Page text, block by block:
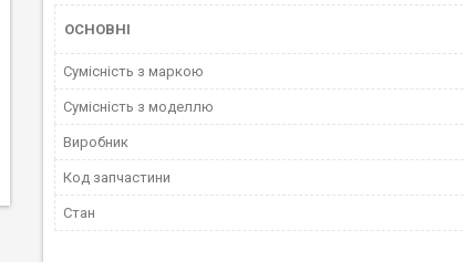
ОСНОВНІ
Сумісність з маркою
Сумісність з моделлю
Виробник
Код запчастини
Стан